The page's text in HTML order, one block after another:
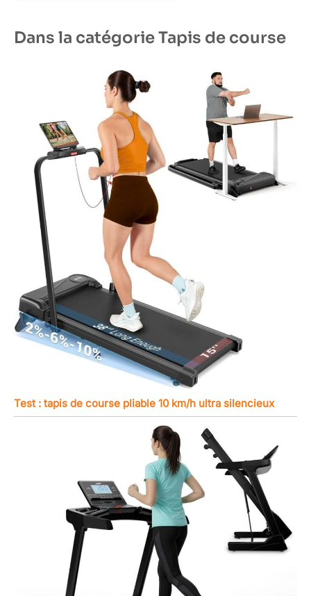
Dans la catégorie Tapis de course
Test : tapis de course pliable 10 km/h ultra silencieux